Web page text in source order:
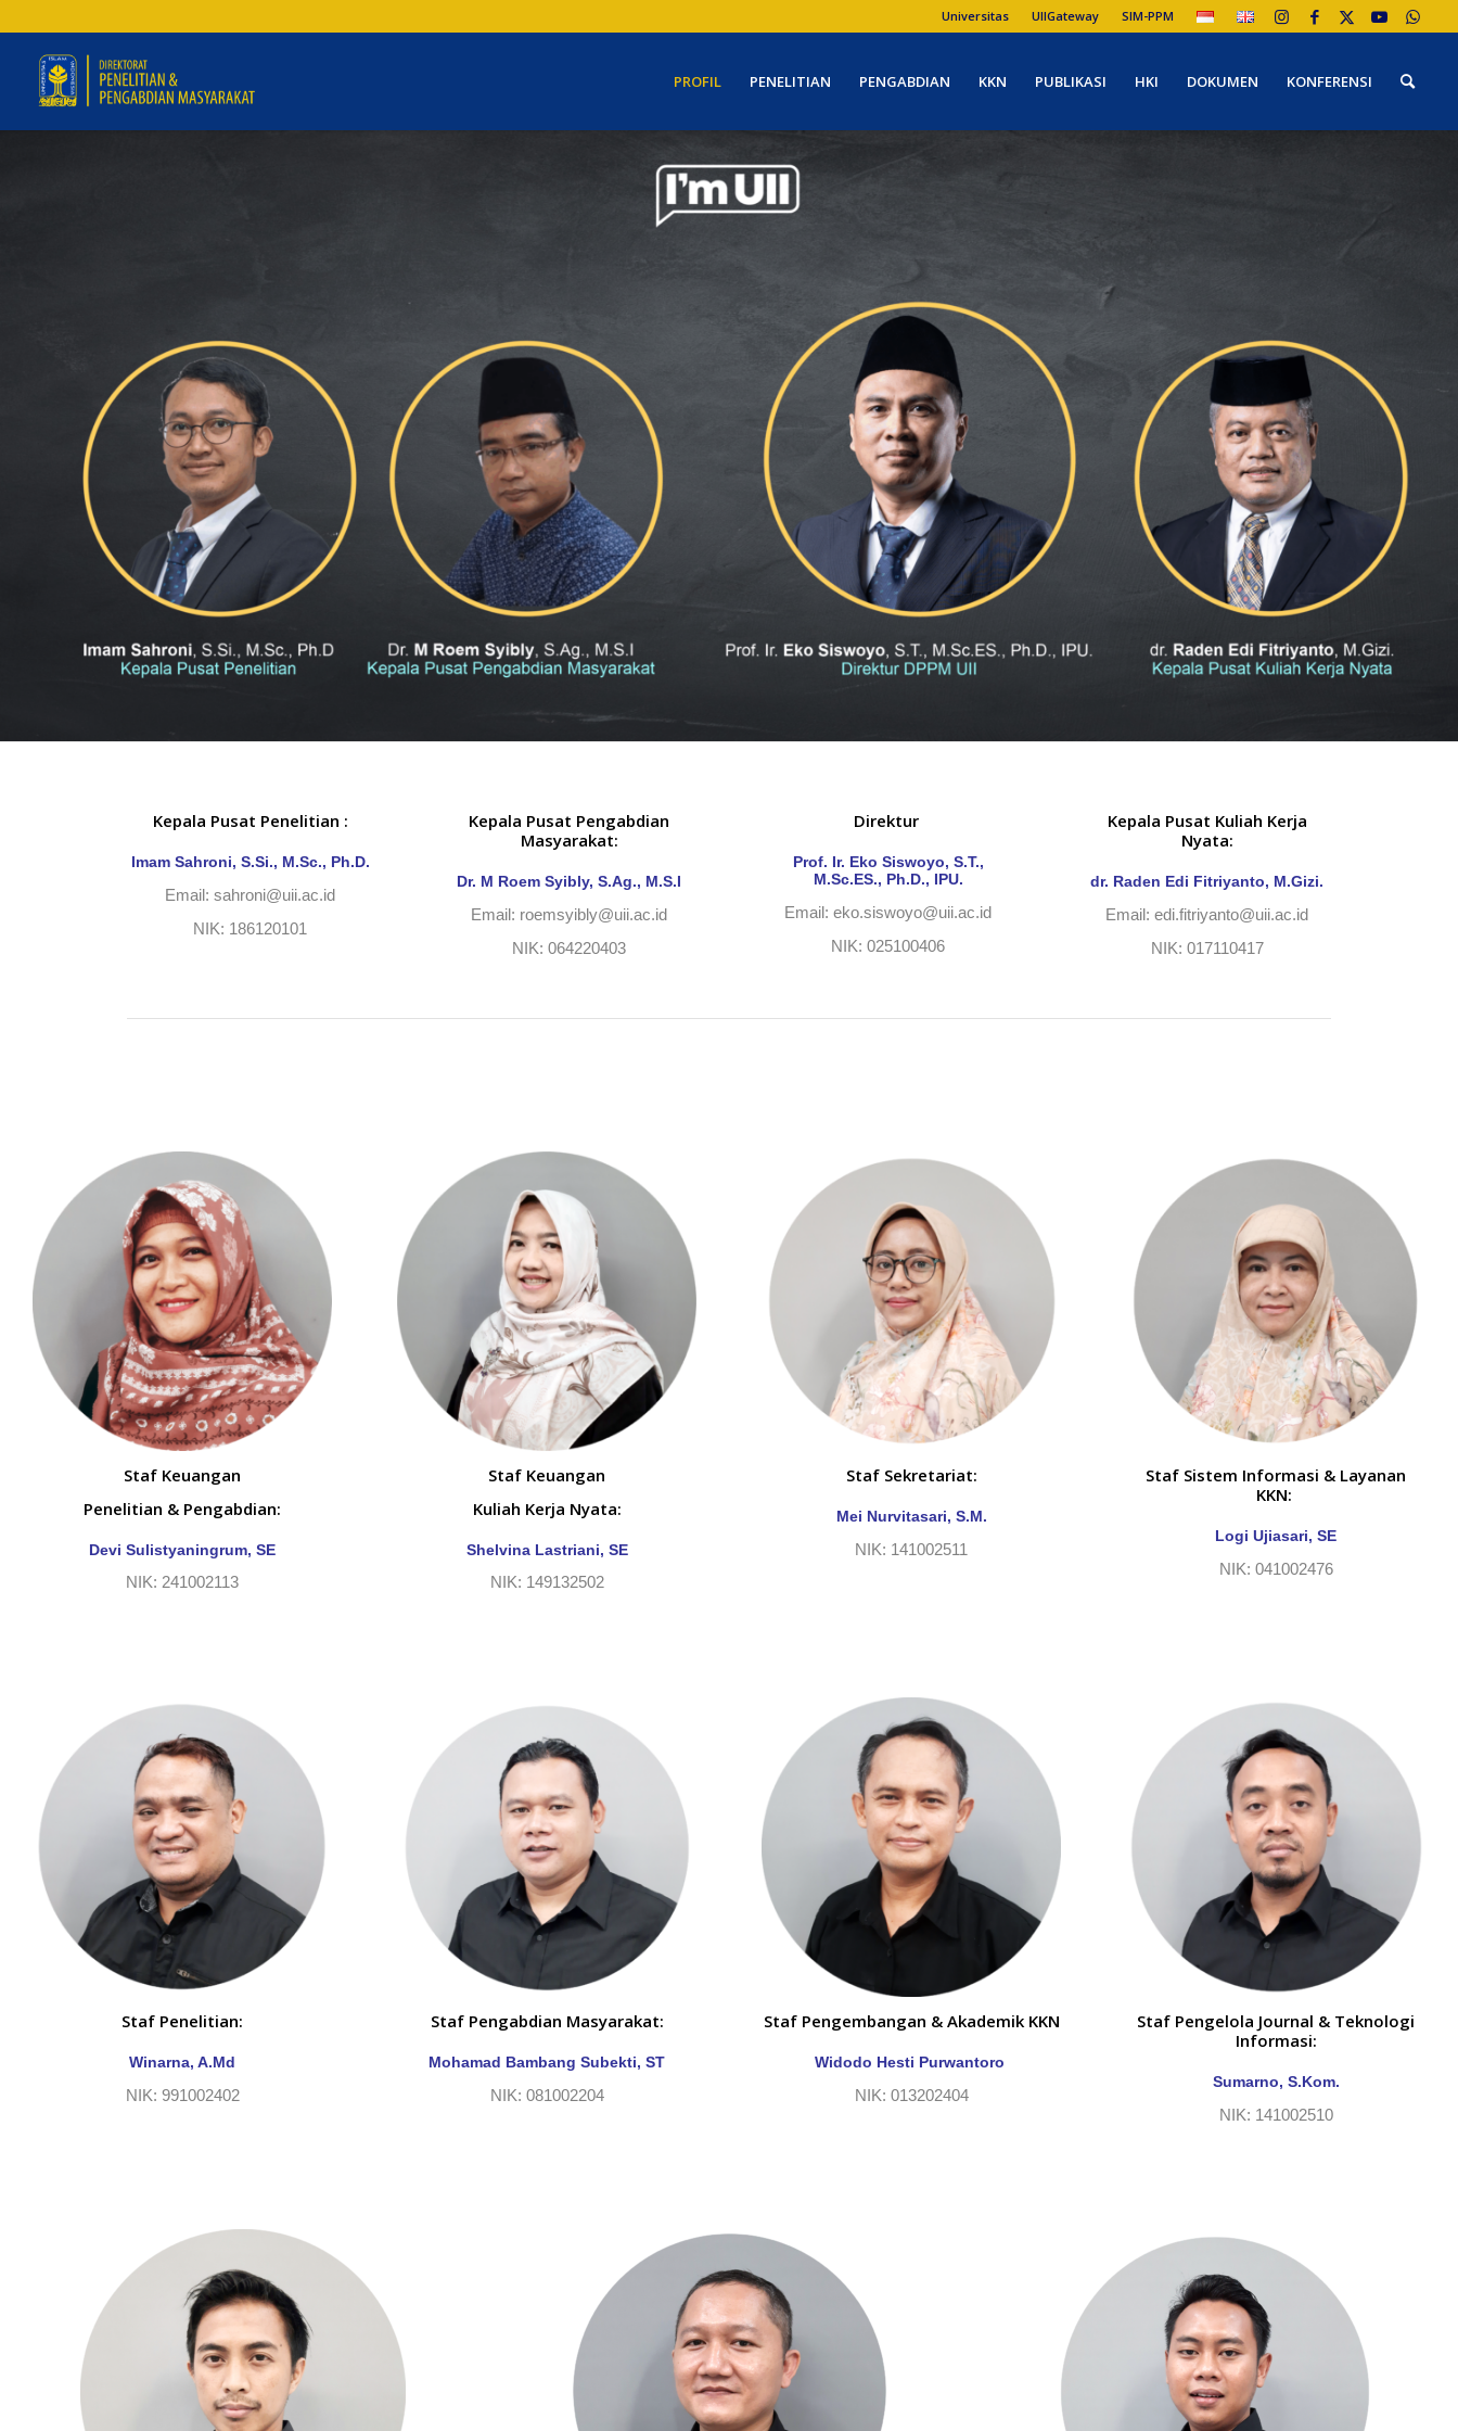
Universitas UIIGateway SIM-PPM
PROFIL PENELITIAN PENGABDIAN KKN PUBLIKASI HKI DOKUMEN KONFERENSI
Kepala Pusat Penelitian :
Imam Sahroni, S.Si., M.Sc., Ph.D.
Email:sahroni@uii.ac.id
NIK: 186120101
Kepala Pusat Pengabdian
Masyarakat:
Dr. M Roem Syibly, S.Ag., M.S.I
Email: roemsyibly@uii.ac.id
NIK: 064220403
Direktur
Prof. Ir. Eko Siswoyo, S.T.,
M.Sc.ES., Ph.D., IPU.
Email:eko.siswoyo@uii.ac.id
NIK: 025100406
Kepala Pusat Kuliah Kerja
Nyata:
dr. Raden Edi Fitriyanto, M.Gizi.
Email:edi.fitriyanto@uii.ac.id
NIK: 017110417
Staf Keuangan
Penelitian & Pengabdian:
Devi Sulistyaningrum, SE
NIK: 241002113
Staf Keuangan
Kuliah Kerja Nyata:
Shelvina Lastriani, SE
NIK: 149132502
Staf Sekretariat:
Mei Nurvitasari, S.M.
NIK: 141002511
Staf Sistem Informasi & Layanan
KKN:
Logi Ujiasari, SE
NIK: 041002476
Staf Penelitian:
Winarna, A.Md
NIK: 991002402
Staf Pengabdian Masyarakat:
Mohamad Bambang Subekti, ST
NIK: 081002204
Staf Pengembangan & Akademik KKN
Widodo Hesti Purwantoro
NIK: 013202404
Staf Pengelola Journal & Teknologi
Informasi:
Sumarno, S.Kom.
NIK: 141002510